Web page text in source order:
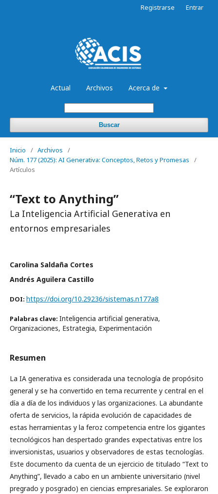
Actual Archivos Acerca de
Buscar
Registrarse Entrar
Inicio / Archivos
/
Núm. 177 (2025): AI Generativa: Conceptos, Retos y Promesas
/
Artículos
“Text to Anything”
La Inteligencia Artificial Generativa en
entornos empresariales
Carolina Saldaña Cortes
Andrés Aguilera Castillo
DOI: https://doi.org/10.29236/sistemas.n177a8
Palabras clave: Inteligencia artificial generativa,
Organizaciones, Estrategia, Experimentación
Resumen
La IA generativa es considerada una tecnología de propósito
general y se ha convertido en tema recurrente y central en el
día a día de los individuos y las organizaciones. La abundante
oferta de servicios, la rápida evolución de capacidades de
estas herramientas y la feroz competencia entre los gigantes
tecnológicos han despertado grandes expectativas entre los
inversionistas, usuarios y observadores de estas tecnologías.
Este documento da cuenta de un ejercicio de titulado “Text to
Anything”, llevado a cabo en un ambiente universitario (nivel
pregrado y posgrado) en ciencias empresariales. Se exploraron